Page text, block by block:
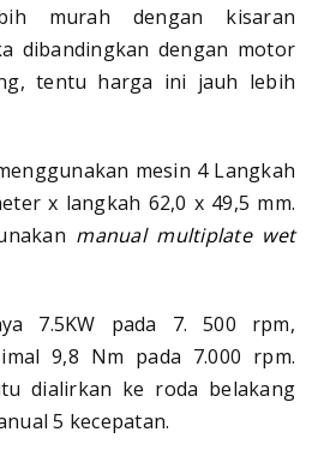
murah dengan kisaran
dibandingkan dengan motor
tentu harga ini jauh lebih
mesin 4 Langkah
x langkah 62,0 x 49,5 mm.
manual multiplate wet
7.5KW pada 7. 500 rpm,
9,8 Nm pada 7.000 rpm.
dialirkan ke roda belakang
5 kecepatan.